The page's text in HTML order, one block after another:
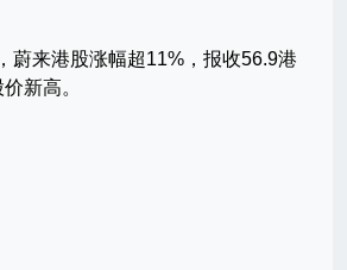
蔚来港股涨幅超11%，报收56.9港
新高。